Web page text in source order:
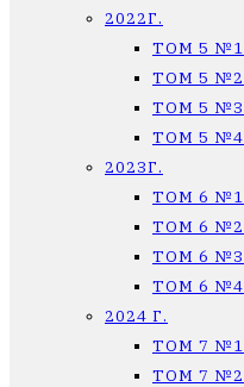
2022Г.
ТОМ 5 №1
ТОМ 5 №2
ТОМ 5 №3
ТОМ 5 №4
2023Г.
ТОМ 6 №1
ТОМ 6 №2
ТОМ 6 №3
ТОМ 6 №4
2024 Г.
ТОМ 7 №1
ТОМ 7 №2